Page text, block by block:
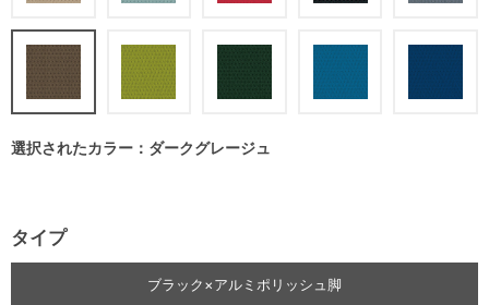
選択されたカラー：ダークグレージュ
タイプ
ブラック×アルミポリッシュ脚